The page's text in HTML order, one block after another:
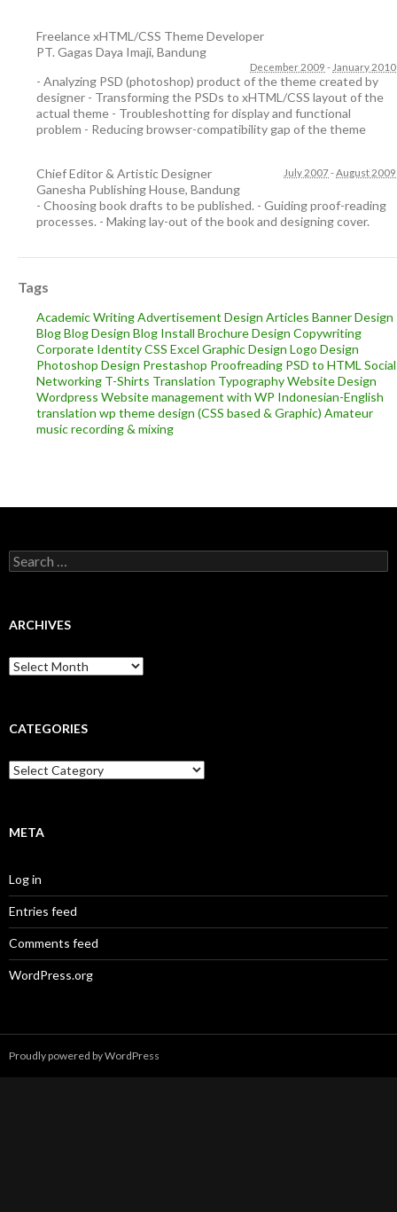
Freelance xHTML/CSS Theme Developer
PT. Gagas Daya Imaji, Bandung
December 2009 - January 2010
- Analyzing PSD (photoshop) product of the theme created by
designer - Transforming the PSDs to xHTML/CSS layout of the
actual theme - Troubleshotting for display and functional
problem - Reducing browser-compatibility gap of the theme
Chief Editor & Artistic Designer
Ganesha Publishing House, Bandung
July 2007-August 2009
- Choosing book drafts to be published. - Guiding proof-reading
processes. - Making lay-out of the book and designing cover.
Tags
Academic WritingAdvertisement Design Articles Banner Design
BlogBlog Design Blog Install Brochure Design Copywriting
Corporate IdentityCSS Excel Graphic Design Logo Design
Photoshop Design Prestashop Proofreading PSD to HTML Social
Networking T-Shirts Translation TypographyWebsite Design
Wordpress Website management with WP Indonesian-English
translation wp theme design (CSS based & Graphic) Amateur
music recording & mixing
Search
for:
ARCHIVES
Archives
CATEGORIES
Categories
META
Log in
Entries feed
Comments feed
WordPress.org
Proudly powered by WordPress